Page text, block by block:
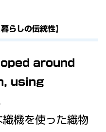
らしの伝統性】
around
using
機を使った織物